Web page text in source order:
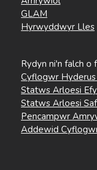
GLAM
Hyrwyddwyr Lles
Rydyn ni'n falch o
Cyflogwr
Statws Arloesi
Statws Arloesi
Pencampwr
Addewid